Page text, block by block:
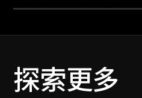
探索更多